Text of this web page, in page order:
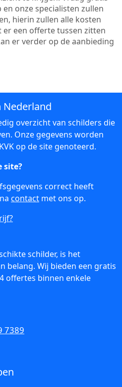
onze specialisten zullen
hierin zullen alle kosten
een offerte tussen zitten
er verder op de aanbieding
Nederland
overzicht van schilders die
Onze gegevens worden
op de site genoteerd.
site?
correct heeft
contact met ons op.
schilder, is het
belang. Wij bieden een gratis
offertes binnen enkele
7389